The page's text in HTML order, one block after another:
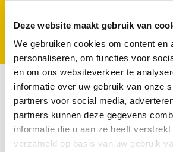
Deze website maakt gebruik van
We gebruiken cookies om content en
personaliseren, om functies voor
en om ons websiteverkeer te
informatie over uw gebruik van onze
partners voor social media,
partners kunnen deze gegevens
informatie die u aan ze heeft
verzameld op basis van uw gebruik
verlengde garantie.
Placemats
Borden Kommen